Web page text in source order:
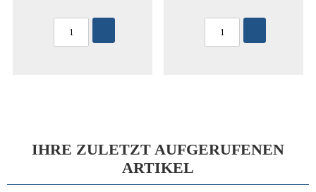
IHRE ZULETZT AUFGERUFENEN
ARTIKEL